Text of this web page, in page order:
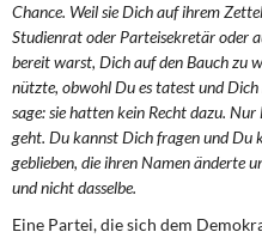
Chance. Weil sie Dich auf ihrem
Studienrat oder Parteisekretär oder
bereit warst, Dich auf den Bauch zu
nützte, obwohl Du es tatest und
sage: sie hatten kein Recht dazu.
geht. Du kannst Dich fragen und
geblieben, die ihren Namen änderte
und nicht dasselbe.
Eine Partei, die sich dem